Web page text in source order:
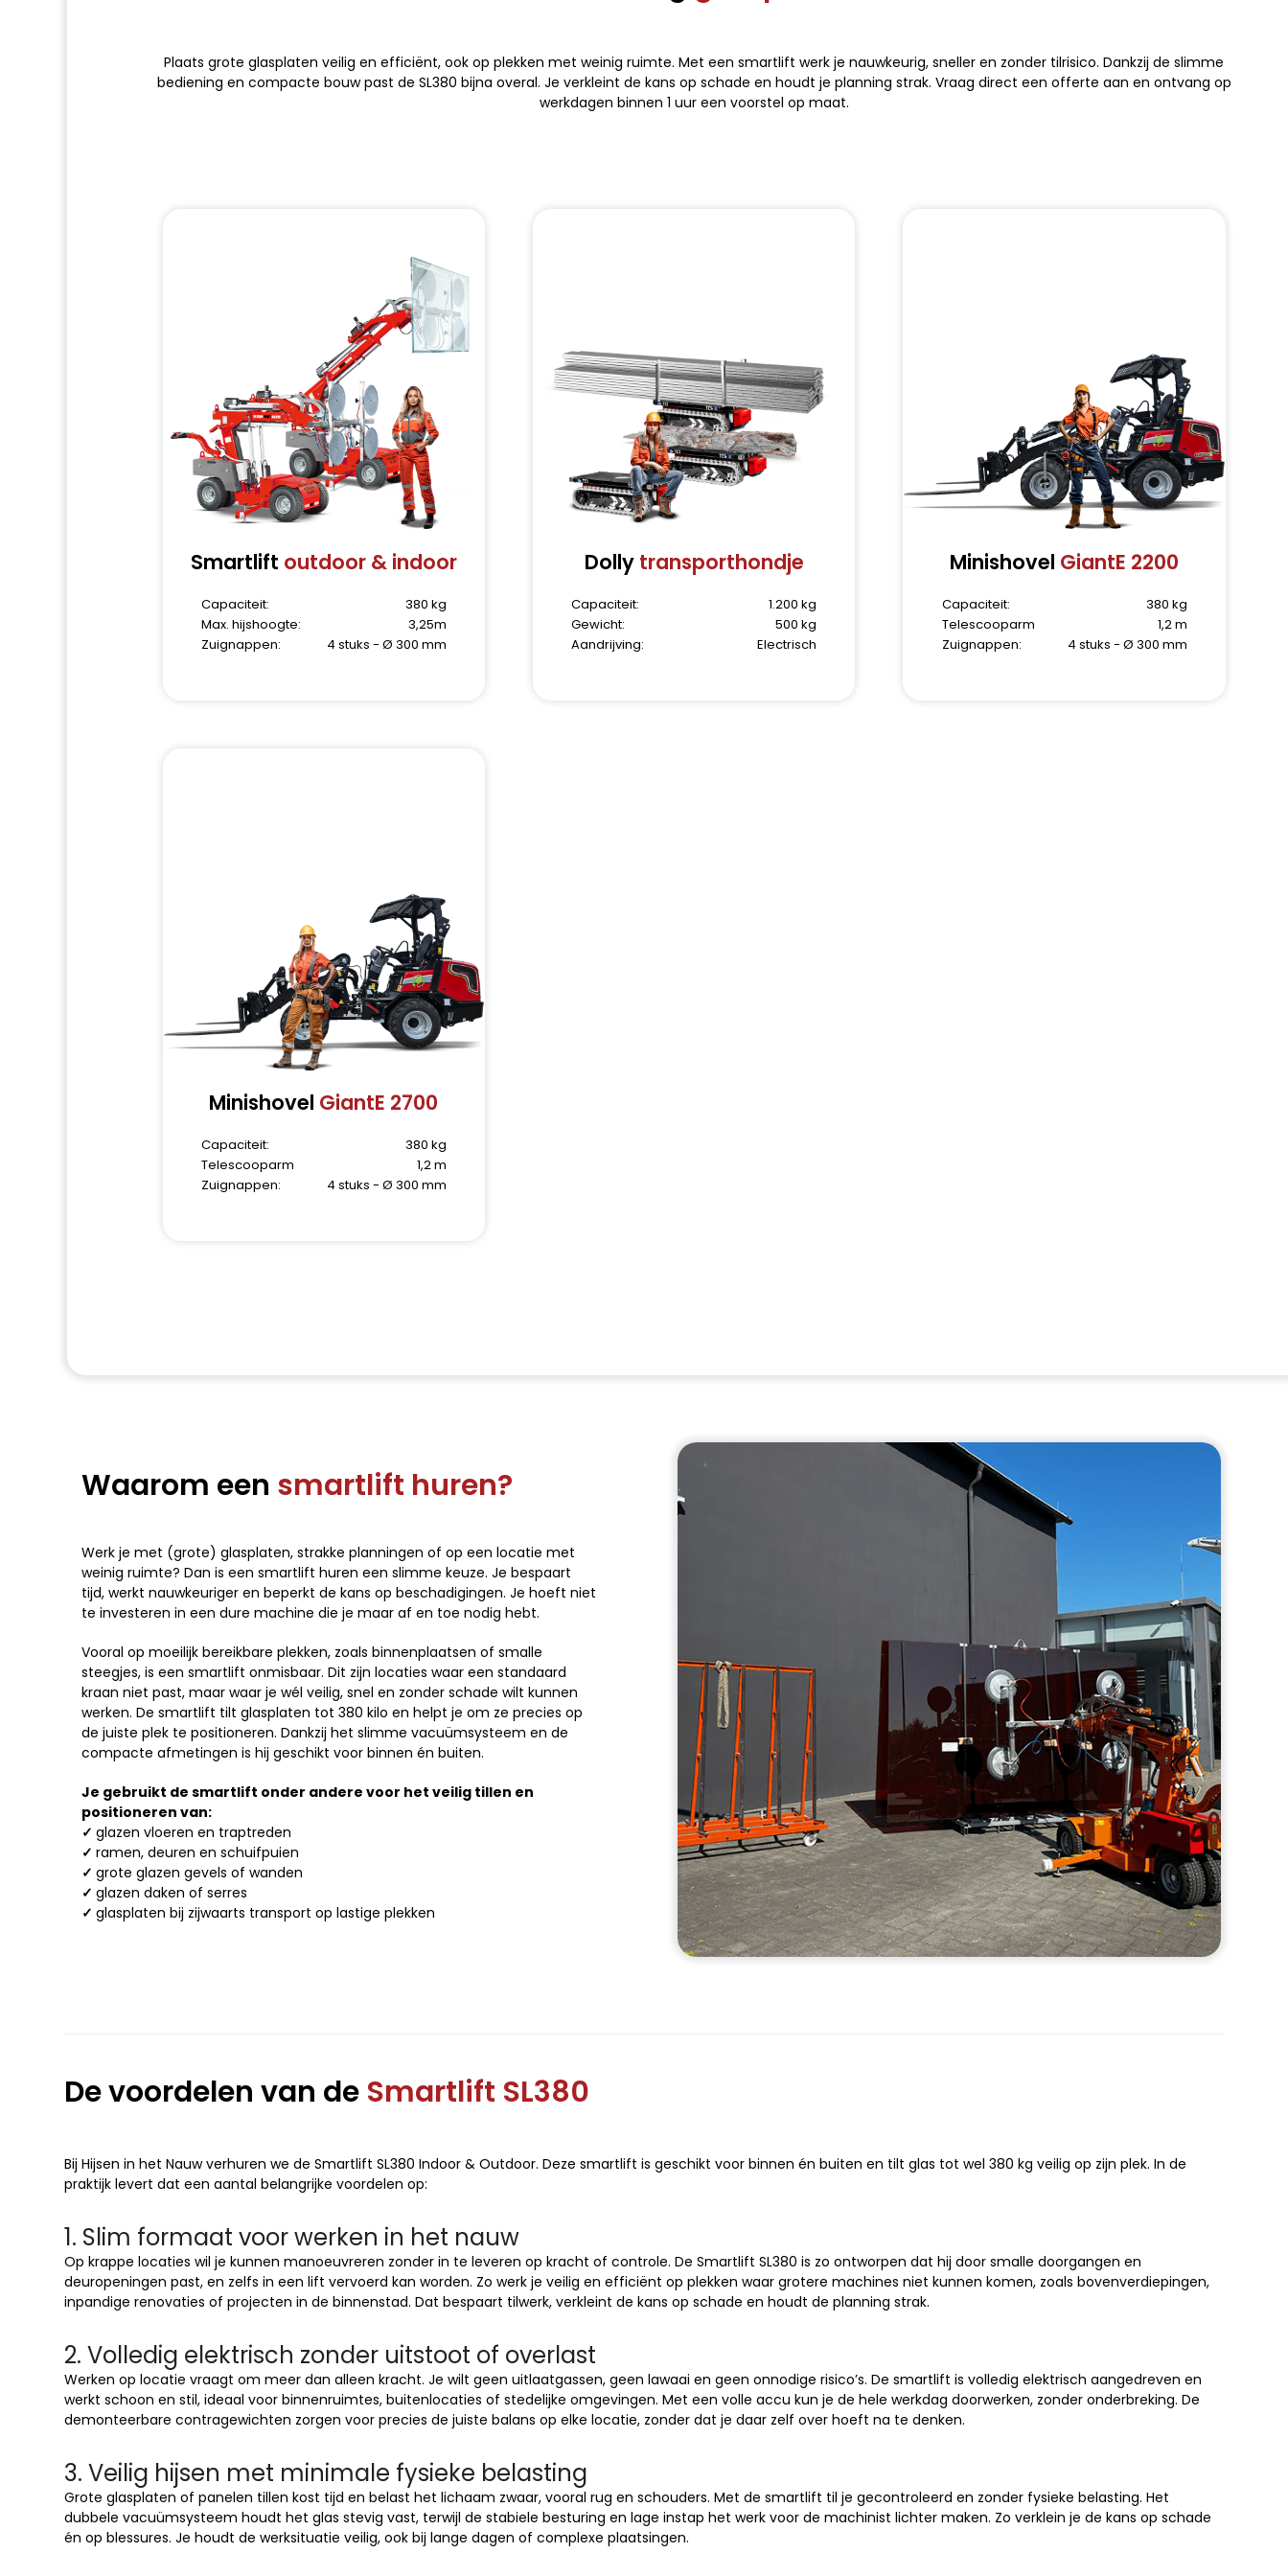
Plaats grote glasplaten veilig en efficiënt, ook op plekken met weinig ruimte. Met een smartlift werk je nauwkeurig, sneller en zonder tilrisico. Dankzij de slimme
bediening en compacte bouw past de SL380 bijna overal. Je verkleint de kans op schade en houdt je planning strak. Vraag direct een offerte aan en ontvang op
werkdagen binnen 1 uur een voorstel op maat.
Smartlift outdoor & indoor
Capaciteit:
380 kg
Max. hijshoogte:
3,25m
Zuignappen:
4 stuks - Ø 300 mm
Dolly transporthondje
Capaciteit:
1.200 kg
Gewicht:
500 kg
Aandrijving:
Electrisch
Minishovel GiantE 2200
Capaciteit:
380 kg
Telescooparm
1,2 m
Zuignappen:
4 stuks - Ø 300 mm
Minishovel GiantE 2700
Capaciteit:
380 kg
Telescooparm
1,2 m
Zuignappen:
4 stuks - Ø 300 mm
Waarom een smartlift huren?
Werk je met (grote) glasplaten, strakke planningen of op een locatie met
weinig ruimte? Dan is een smartlift huren een slimme keuze. Je bespaart
tijd, werkt nauwkeuriger en beperkt de kans op beschadigingen. Je hoeft niet
te investeren in een dure machine die je maar af en toe nodig hebt.
Vooral op moeilijk bereikbare plekken, zoals binnenplaatsen of smalle
steegjes, is een smartlift onmisbaar. Dit zijn locaties waar een standaard
kraan niet past, maar waar je wél veilig, snel en zonder schade wilt kunnen
werken. De smartlift tilt glasplaten tot 380 kilo en helpt je om ze precies op
de juiste plek te positioneren. Dankzij het slimme vacuümsysteem en de
compacte afmetingen is hij geschikt voor binnen én buiten.
Je gebruikt de smartlift onder andere voor het veilig tillen en
positioneren van:
✓ glazen vloeren en traptreden
✓ ramen, deuren en schuifpuien
✓ grote glazen gevels of wanden
✓ glazen daken of serres
✓ glasplaten bij zijwaarts transport op lastige plekken
De voordelen van de Smartlift SL380
Bij Hijsen in het Nauw verhuren we de Smartlift SL380 Indoor & Outdoor. Deze smartlift is geschikt voor binnen én buiten en tilt glas tot wel 380 kg veilig op zijn plek. In de
praktijk levert dat een aantal belangrijke voordelen op:
1. Slim formaat voor werken in het nauw
Op krappe locaties wil je kunnen manoeuvreren zonder in te leveren op kracht of controle. De Smartlift SL380 is zo ontworpen dat hij door smalle doorgangen en
deuropeningen past, en zelfs in een lift vervoerd kan worden. Zo werk je veilig en efficiënt op plekken waar grotere machines niet kunnen komen, zoals bovenverdiepingen,
inpandige renovaties of projecten in de binnenstad. Dat bespaart tilwerk, verkleint de kans op schade en houdt de planning strak.
2. Volledig elektrisch zonder uitstoot of overlast
Werken op locatie vraagt om meer dan alleen kracht. Je wilt geen uitlaatgassen, geen lawaai en geen onnodige risico’s. De smartlift is volledig elektrisch aangedreven en
werkt schoon en stil, ideaal voor binnenruimtes, buitenlocaties of stedelijke omgevingen. Met een volle accu kun je de hele werkdag doorwerken, zonder onderbreking. De
demonteerbare contragewichten zorgen voor precies de juiste balans op elke locatie, zonder dat je daar zelf over hoeft na te denken.
3. Veilig hijsen met minimale fysieke belasting
Grote glasplaten of panelen tillen kost tijd en belast het lichaam zwaar, vooral rug en schouders. Met de smartlift til je gecontroleerd en zonder fysieke belasting. Het
dubbele vacuümsysteem houdt het glas stevig vast, terwijl de stabiele besturing en lage instap het werk voor de machinist lichter maken. Zo verklein je de kans op schade
én op blessures. Je houdt de werksituatie veilig, ook bij lange dagen of complexe plaatsingen.